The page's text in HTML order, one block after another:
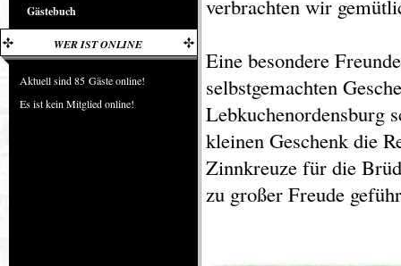
Gästebuch
WER IST ONLINE
Aktuell sind 85 Gäste online!
Es ist kein Mitglied online!
verbrachten wir
Eine besondere
selbstgemachten
Lebkuchenordensburg
kleinen Geschenk die
Zinnkreuze für die
zu großer Freude